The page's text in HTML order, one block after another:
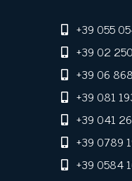
+39 055
+39 02
+39 06
+39 081
+39 041
+39 0789
+39 0584